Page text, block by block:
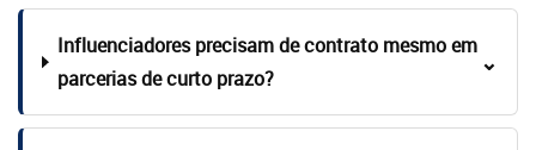
Influenciadores precisam de contrato mesmo em
parcerias de curto prazo?
⌄